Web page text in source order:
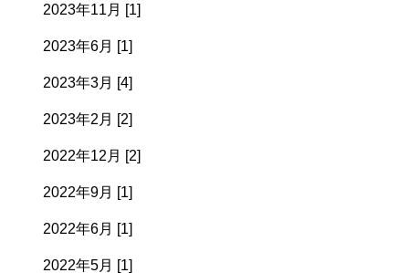
2023年11月 [1]
2023年6月 [1]
2023年3月 [4]
2023年2月 [2]
2022年12月 [2]
2022年9月 [1]
2022年6月 [1]
2022年5月 [1]